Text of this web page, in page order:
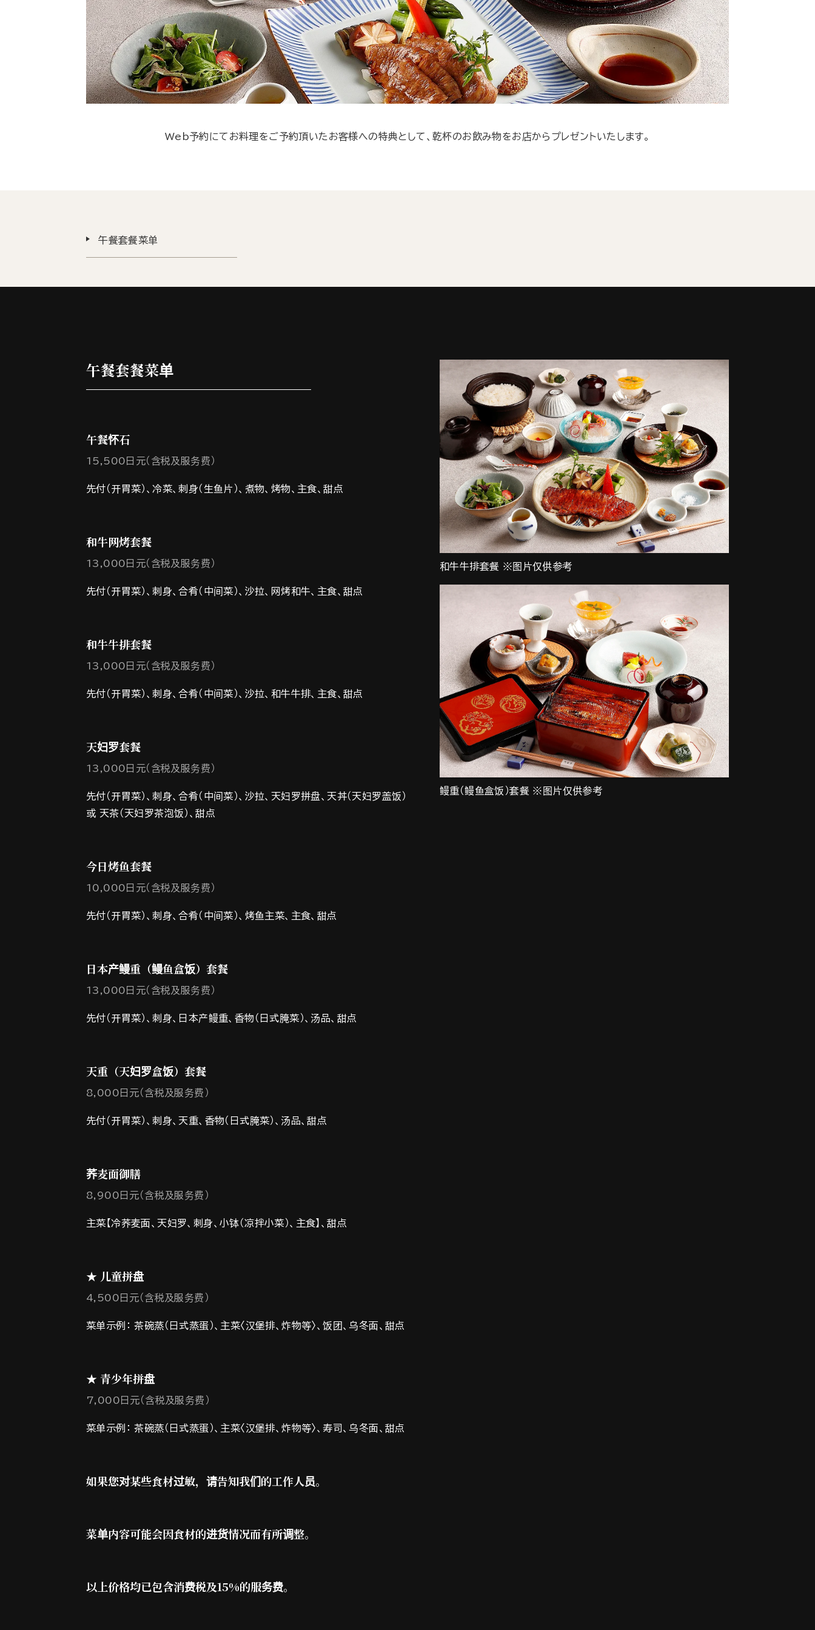
Web予約にてお料理をご予約頂いたお客様への特典として、乾杯のお飲み物をお店からプレゼントいたします。
午餐套餐菜单
午餐套餐菜单
和牛牛排套餐 ※图片仅供参考
鳗重（鳗鱼盒饭）套餐 ※图片仅供参考
午餐怀石
15,500日元（含税及服务费）
先付（开胃菜）、冷菜、刺身（生鱼片）、煮物、烤物、主食、甜点
和牛网烤套餐
13,000日元（含税及服务费）
先付（开胃菜）、刺身、合肴（中间菜）、沙拉、网烤和牛、主食、甜点
和牛牛排套餐
13,000日元（含税及服务费）
先付（开胃菜）、刺身、合肴（中间菜）、沙拉、和牛牛排、主食、甜点
天妇罗套餐
13,000日元（含税及服务费）
先付（开胃菜）、刺身、合肴（中间菜）、沙拉、天妇罗拼盘、天丼（天妇罗盖饭）
或 天茶（天妇罗茶泡饭）、甜点
今日烤鱼套餐
10,000日元（含税及服务费）
先付（开胃菜）、刺身、合肴（中间菜）、烤鱼主菜、主食、甜点
日本产鳗重（鳗鱼盒饭）套餐
13,000日元（含税及服务费）
先付（开胃菜）、刺身、日本产鳗重、香物（日式腌菜）、汤品、甜点
天重（天妇罗盒饭）套餐
8,000日元（含税及服务费）
先付（开胃菜）、刺身、天重、香物（日式腌菜）、汤品、甜点
荞麦面御膳
8,900日元（含税及服务费）
主菜【冷荞麦面、天妇罗、刺身、小钵（凉拌小菜）、主食】、甜点
★ 儿童拼盘
4,500日元（含税及服务费）
菜单示例： 茶碗蒸（日式蒸蛋）、主菜〈汉堡排、炸物等〉、饭团、乌冬面、甜点
★ 青少年拼盘
7,000日元（含税及服务费）
菜单示例： 茶碗蒸（日式蒸蛋）、主菜〈汉堡排、炸物等〉、寿司、乌冬面、甜点
如果您对某些食材过敏，请告知我们的工作人员。
菜单内容可能会因食材的进货情况而有所调整。
以上价格均已包含消费税及15%的服务费。